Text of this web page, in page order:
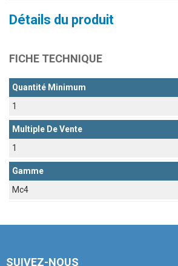
Détails du produit
FICHE TECHNIQUE
Quantité Minimum
1
Multiple De Vente
1
Gamme
Mc4
SUIVEZ-NOUS